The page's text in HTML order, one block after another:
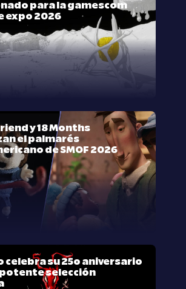
para la gamescom
expo 2026
y 18 Months
el palmarés
de SMOF 2026
celebra su 25º aniversario
potente selección